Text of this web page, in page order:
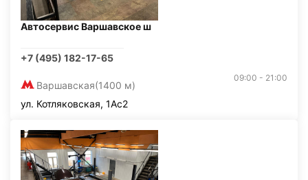
Автосервис Варшавское ш
+7 (495) 182-17-65
Варшавская(1400 м)
09:00 - 21:00
ул. Котляковская, 1Ас2